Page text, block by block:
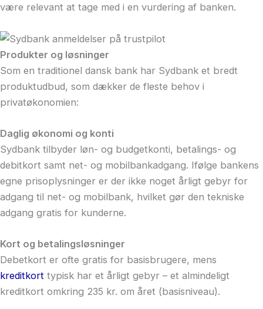
være relevant at tage med i en vurdering af banken.
Produkter og løsninger
Som en traditionel dansk bank har Sydbank et bredt
produktudbud, som dækker de fleste behov i
privatøkonomien:
Daglig økonomi og konti
Sydbank tilbyder løn- og budgetkonti, betalings- og
debitkort samt net- og mobilbankadgang. Ifølge bankens
egne prisoplysninger er der ikke noget årligt gebyr for
adgang til net- og mobilbank, hvilket gør den tekniske
adgang gratis for kunderne.
Kort og betalingsløsninger
Debetkort er ofte gratis for basisbrugere, mens
kreditkort typisk har et årligt gebyr – et almindeligt
kreditkort omkring 235 kr. om året (basisniveau).